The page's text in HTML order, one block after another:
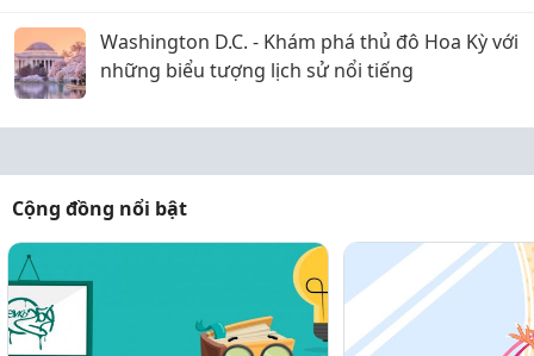
Washington D.C. - Khám phá thủ đô Hoa Kỳ với
những biểu tượng lịch sử nổi tiếng
Cộng đồng nổi bật